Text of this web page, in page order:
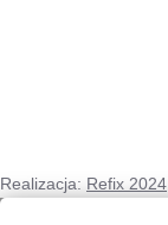
Realizacja: Refix 2024